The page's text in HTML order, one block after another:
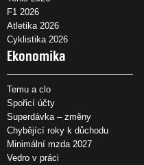
F1 2026
Atletika 2026
Cyklistika 2026
Ekonomika
Temu a clo
Spořicí účty
Superdávka – změny
Chybějící roky k důchodu
Minimální mzda 2027
Vedro v práci